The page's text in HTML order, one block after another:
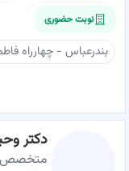
نوبت حضوری
دکتر
متخصص